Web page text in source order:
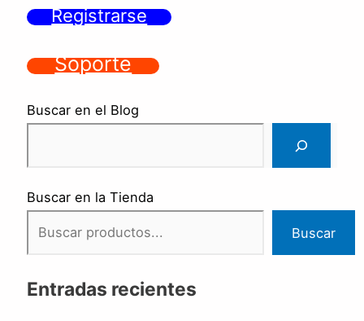
Registrarse
Soporte
Buscar en el Blog
Buscar en la Tienda
Buscar
Entradas recientes